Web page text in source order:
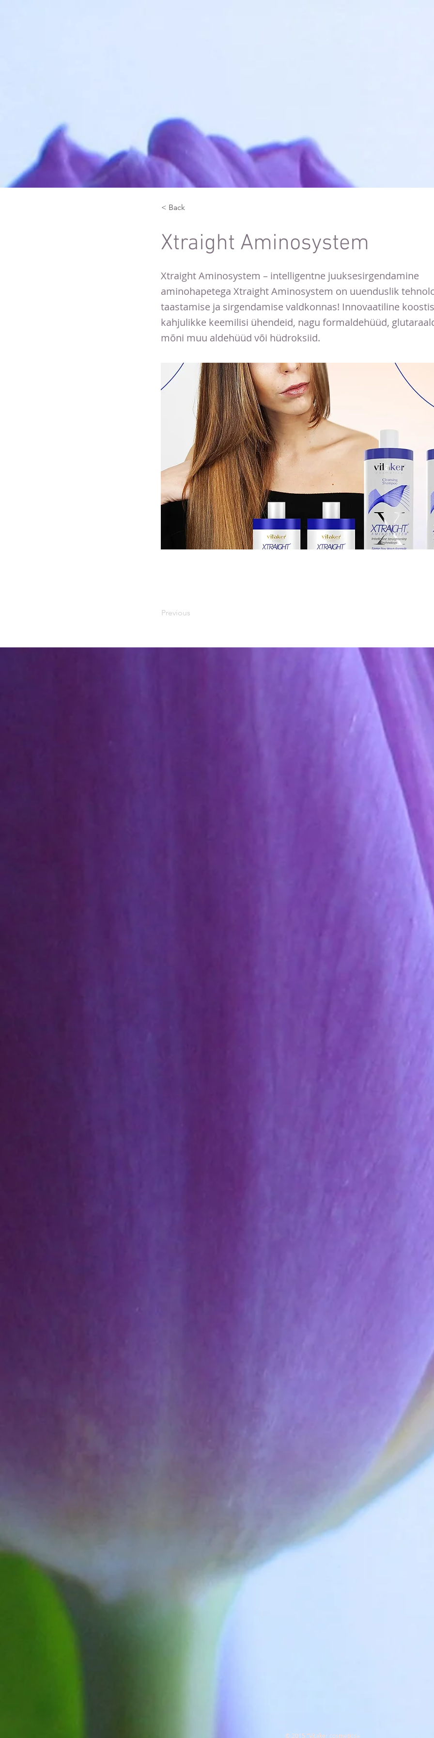
< Back
Xtraight Aminosystem
Xtraight Aminosystem – intelligentne juuksesirgendamine
aminohapetega Xtraight Aminosystem on uuenduslik
taastamise ja sirgendamise valdkonnas! Innovaatiline
kahjulikke keemilisi ühendeid, nagu formaldehüüd,
mõni muu aldehüüd või hüdroksiid.
Previous
© 2015 "Vitaker cosmetics»